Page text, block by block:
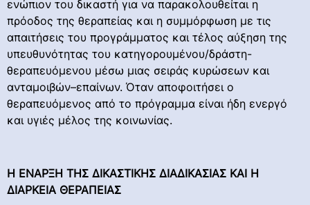
ενώπιον του δικαστή για να παρακολουθείται η
πρόοδος της θεραπείας και η συμμόρφωση με τις
απαιτήσεις του προγράμματος και τέλος αύξηση της
υπευθυνότητας του κατηγορουμένου/δράστη-
θεραπευόμενου μέσω μιας σειράς κυρώσεων και
ανταμοιβών–επαίνων. Όταν αποφοιτήσει ο
θεραπευόμενος από το πρόγραμμα είναι ήδη ενεργό
και υγιές μέλος της κοινωνίας.
Η ΕΝΑΡΞΗ ΤΗΣ ΔΙΚΑΣΤΙΚΗΣ ΔΙΑΔΙΚΑΣΙΑΣ ΚΑΙ Η
ΔΙΑΡΚΕΙΑ ΘΕΡΑΠΕΙΑΣ